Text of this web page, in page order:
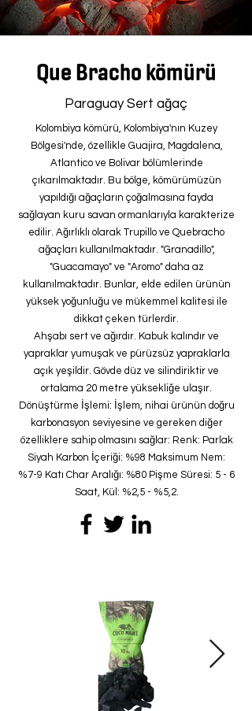
Que Bracho kömürü
Paraguay Sert ağaç
Kolombiya kömürü, Kolombiya'nın Kuzey
Bölgesi'nde, özellikle Guajira, Magdalena,
Atlantico ve Bolivar bölümlerinde
çıkarılmaktadır. Bu bölge, kömürümüzün
yapıldığı ağaçların çoğalmasına fayda
sağlayan kuru savan ormanlarıyla karakterize
edilir. Ağırlıklı olarak Trupillo ve Quebracho
ağaçları kullanılmaktadır. "Granadillo",
"Guacamayo" ve "Aromo" daha az
kullanılmaktadır. Bunlar, elde edilen ürünün
yüksek yoğunluğu ve mükemmel kalitesi ile
dikkat çeken türlerdir.
Ahşabı sert ve ağırdır. Kabuk kalındır ve
yapraklar yumuşak ve pürüzsüz yapraklarla
açık yeşildir. Gövde düz ve silindiriktir ve
ortalama 20 metre yüksekliğe ulaşır.
Dönüştürme İşlemi: İşlem, nihai ürünün doğru
karbonasyon seviyesine ve gereken diğer
özelliklere sahip olmasını sağlar: Renk: Parlak
Siyah Karbon İçeriği: %98 Maksimum Nem:
%7-9 Katı Char Aralığı: %80 Pişme Süresi: 5 - 6
Saat, Kül: %2,5 - %5,2.